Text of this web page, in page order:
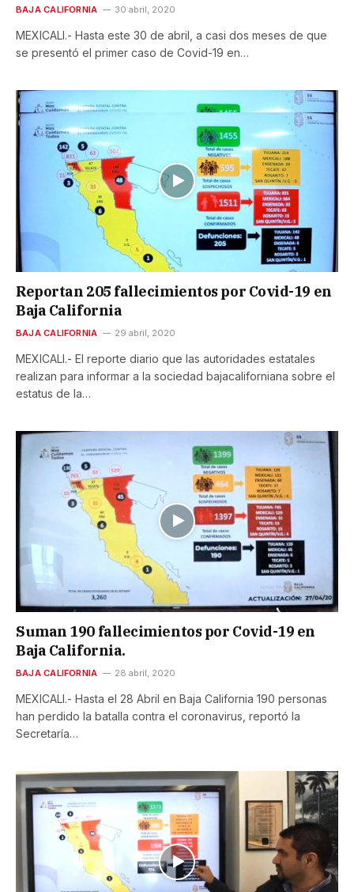
BAJA CALIFORNIA 30 abril, 2020
MEXICALI.- Hasta este 30 de abril, a casi dos meses de que
se presentó el primer caso de Covid-19 en…
Reportan 205 fallecimientos por Covid-19 en
Baja California
BAJA CALIFORNIA 29 abril, 2020
MEXICALI.- El reporte diario que las autoridades estatales
realizan para informar a la sociedad bajacaliforniana sobre el
estatus de la…
Suman 190 fallecimientos por Covid-19 en
Baja California.
BAJA CALIFORNIA 28 abril, 2020
MEXICALI.- Hasta el 28 Abril en Baja California 190 personas
han perdido la batalla contra el coronavirus, reportó la
Secretaría…